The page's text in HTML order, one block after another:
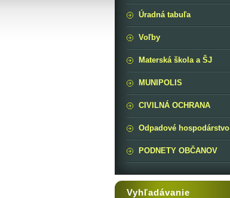
Úradná tabuľa
Voľby
Materská škola a ŠJ
MUNIPOLIS
CIVILNÁ OCHRANA
Odpadové hospodárstvo
PODNETY OBČANOV
Vyhľadávanie